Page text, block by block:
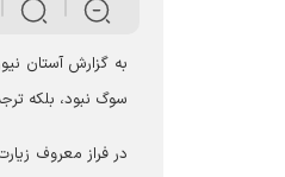
به گزارش آستان
سوگ نبود، بلکه
در فراز معروف